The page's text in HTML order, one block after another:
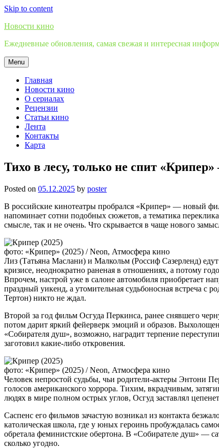
Skip to content
Новости кино
Ежедневные обновления, самая свежая и интересная
Menu
Главная
Новости кино
О сериалах
Рецензии
Статьи кино
Лента
Контакты
Карта
Тихо в лесу, только не спит
Posted on 05.12.2025 by poster
В российские кинотеатры пробрался «Крипер» — новый
напоминает сотни подобных сюжетов, а тематика
смысле, так и не очень. Что скрывается в чаще нового
фото: «Крипер» (2025) / Neon, Атмосфера кино
Лиз (Татьяна Маслани) и Малкольм (Россиф Сазерленд)
кризисе, неоднократно раненая в отношениях, а потому
Впрочем, настрой уже в салоне автомобиля приобретает
праздный уикенд, а утомительная судьбоносная встреча с
Тертон) никто не ждал.
Второй за год фильм Осгуда Перкинса, ранее снявшего
потом дарит яркий фейерверк эмоций и образов.
«Собирателя душ», возможно, наградит терпение
заготовил какие-либо откровения.
фото: «Крипер» (2025) / Neon, Атмосфера кино
Человек непростой судьбы, чьи родители-актеры Энтони
голосов американского хоррора. Тихим, вкрадчивым,
людях в мире полном острых углов, Осгуд заставлял
Саспенс его фильмов зачастую возникал из контакта
католическая школа, где у юных героинь пробуждалась
обретала феминистские обертона. В «Собирателе душ» —
сколько угодно.